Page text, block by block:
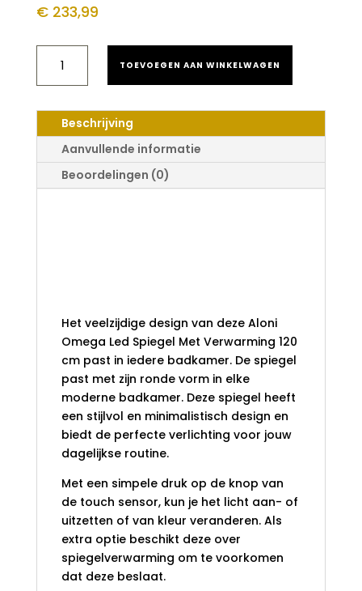
€233,99
OMEGA
LED
MET
VERWARMING
CM
AANTAL
TOEVOEGEN AAN WINKELWAGEN
Beschrijving
Aanvullende informatie
Beoordelingen (0)
Het veelzijdige design van deze Aloni
Omega Led Spiegel Met Verwarming 120
cm past in iedere badkamer. De spiegel
past met zijn ronde vorm in elke
moderne badkamer. Deze spiegel heeft
een stijlvol en minimalistisch design en
biedt de perfecte verlichting voor jouw
dagelijkse routine.
Met een simpele druk op de knop van
de touch sensor, kun je het licht aan- of
uitzetten of van kleur veranderen. Als
extra optie beschikt deze over
spiegelverwarming om te voorkomen
dat deze beslaat.